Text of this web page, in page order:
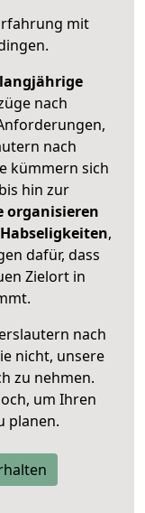
mit
.
langjährige
nach
nach
kümmern sich
hin zur
organisieren
,
dafür, dass
Zielort in
nach
nicht, unsere
zu nehmen.
um Ihren
planen.